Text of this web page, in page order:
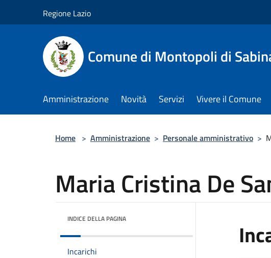
Regione Lazio
Comune di Montopoli di
Amministrazione Novità Servizi Vivere il Comune
Home > Amministrazione > Personale amministrativo >
Maria Cristina De
INDICE DELLA PAGINA
Incarichi